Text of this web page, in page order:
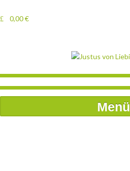
0,00€
Menü